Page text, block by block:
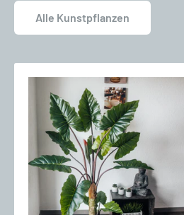
Alle Kunstpflanzen